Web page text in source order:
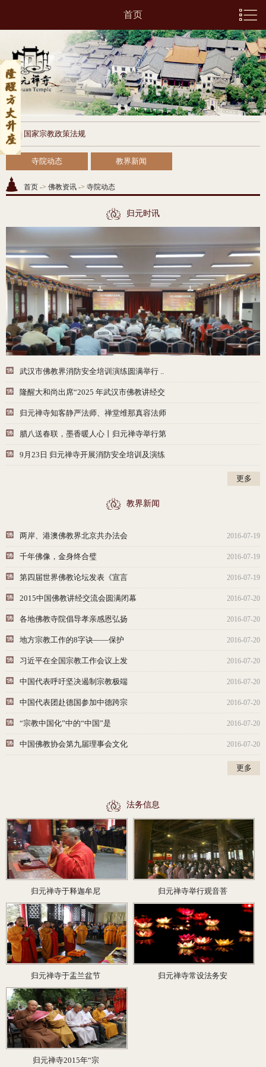
首页
国家宗教政策法规
寺院动态 教界新闻
首页 -> 佛教资讯 -> 寺院动态
归元时讯
武汉市佛教界消防安全培训演练圆满举行 ..
隆醒大和尚出席“2025 年武汉市佛教讲经交
归元禅寺知客静严法师、禅堂维那真容法师
腊八送春联，墨香暖人心丨归元禅寺举行第
9月23日 归元禅寺开展消防安全培训及演练
更多
教界新闻
2016-07-19
两岸、港澳佛教界北京共办法会
2016-07-19
千年佛像，金身终合璧
2016-07-19
第四届世界佛教论坛发表《宣言
2016-07-20
2015中国佛教讲经交流会圆满闭幕
2016-07-20
各地佛教寺院倡导孝亲感恩弘扬
2016-07-20
地方宗教工作的8字诀——保护
2016-07-20
习近平在全国宗教工作会议上发
2016-07-20
中国代表呼吁坚决遏制宗教极端
2016-07-20
中国代表团赴德国参加中德跨宗
2016-07-20
“宗教中国化”中的“中国”是
2016-07-20
中国佛教协会第九届理事会文化
更多
法务信息
归元禅寺于释迦牟尼 归元禅寺举行观音菩
归元禅寺于盂兰盆节 归元禅寺常设法务安
归元禅寺2015年“宗